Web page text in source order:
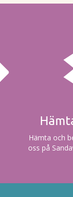
Hämta och
oss på